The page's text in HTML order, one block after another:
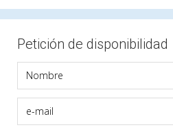
Petición de disponibilidad